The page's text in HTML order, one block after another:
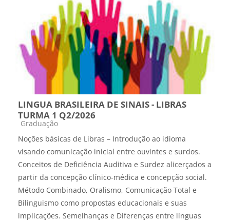
LINGUA BRASILEIRA DE SINAIS - LIBRAS
TURMA 1 Q2/2026
Categoria do curso
Graduação
Noções básicas de Libras – Introdução ao idioma
visando comunicação inicial entre ouvintes e surdos.
Conceitos de Deficiência Auditiva e Surdez alicerçados a
partir da concepção clínico-médica e concepção social.
Método Combinado, Oralismo, Comunicação Total e
Bilinguismo como propostas educacionais e suas
implicações. Semelhanças e Diferenças entre línguas